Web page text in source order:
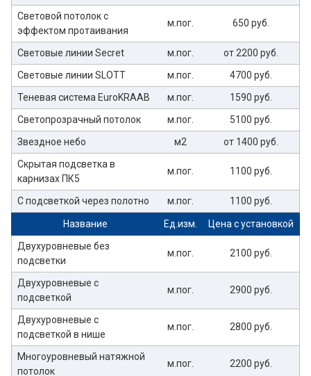
Световой потолок с
эффектом протаивания
м.пог. 650 руб.
Световые линии Secret м.пог.
от 2200 руб.
Световые линии SLOTT
м.пог.
4700 руб.
Теневая система EuroKRAAB
м.пог.
1590 руб.
Светопрозрачный потолок
м.пог.
5100 руб.
Звездное небо
м2
от 1400 руб.
Скрытая подсветка в
карнизах ПК5
м.пог. 1100 руб.
С подсветкой через полотно м.пог. 1100 руб.
Название Ед.изм.
Цена с установкой
Двухуровневые без
подсветки
м.пог. 2100 руб.
Двухуровневые с
подсветкой
м.пог. 2900 руб.
Двухуровневые с
подсветкой в нише
м.пог. 2800 руб.
Многоуровневый натяжной
потолок
м.пог. 2200 руб.